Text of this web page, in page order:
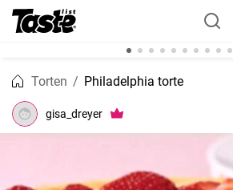
Torten Philadelphia torte
gisa_dreyer